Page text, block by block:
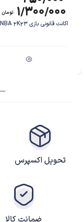
۱/۳۰۰/۰۰۰ تومان
اکانت قانونی بازی NBA 2K23...
تحویل اکسپرس
ضمانت کالا